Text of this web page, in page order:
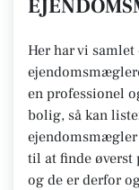
Her har vi
en professionel
bolig, så kan
til at finde øverst
og de er derfor